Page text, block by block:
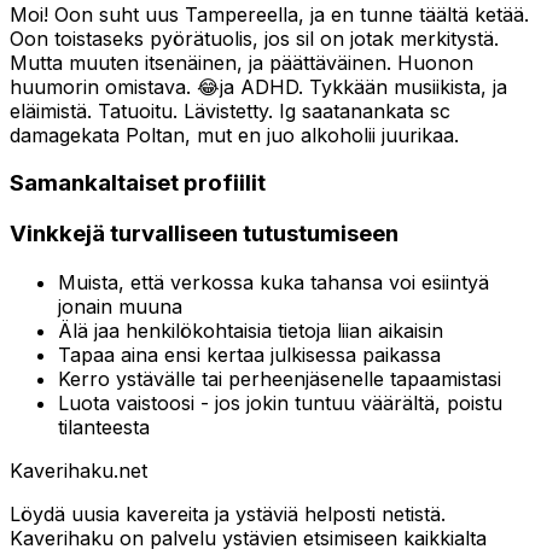
Moi! Oon suht uus Tampereella, ja en tunne täältä ketää.
Oon toistaseks pyörätuolis, jos sil on jotak merkitystä.
Mutta muuten itsenäinen, ja päättäväinen. Huonon
huumorin omistava. 😂ja ADHD. Tykkään musiikista, ja
eläimistä. Tatuoitu. Lävistetty. Ig saatanankata sc
damagekata Poltan, mut en juo alkoholii juurikaa.
Samankaltaiset profiilit
Vinkkejä turvalliseen tutustumiseen
Muista, että verkossa kuka tahansa voi esiintyä
jonain muuna
Älä jaa henkilökohtaisia tietoja liian aikaisin
Tapaa aina ensi kertaa julkisessa paikassa
Kerro ystävälle tai perheenjäsenelle tapaamistasi
Luota vaistoosi - jos jokin tuntuu väärältä, poistu
tilanteesta
Kaverihaku.net
Löydä uusia kavereita ja ystäviä helposti netistä.
Kaverihaku on palvelu ystävien etsimiseen kaikkialta